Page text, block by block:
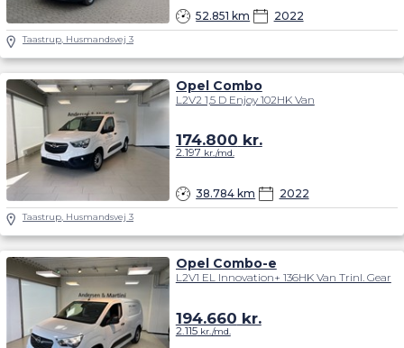
52.851 km 2022
Taastrup, Husmandsvej 3
Opel Combo
L2V2 1,5 D Enjoy 102HK Van
38.784 km 2022
174.800 kr.
2.197 kr./md.
Taastrup, Husmandsvej 3
Opel Combo-e
L2V1 EL Innovation+ 136HK Van Trinl. Gear
194.660 kr.
2.115kr./md.